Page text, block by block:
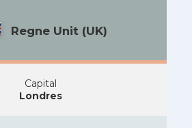
Regne Unit (UK)
Capital
Londres